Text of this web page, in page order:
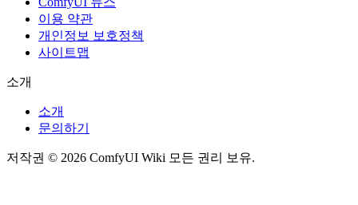
이용 약관
개인정보 보호정책
사이트맵
소개
소개
문의하기
저작권 © 2026 ComfyUI Wiki 모든 권리 보유.